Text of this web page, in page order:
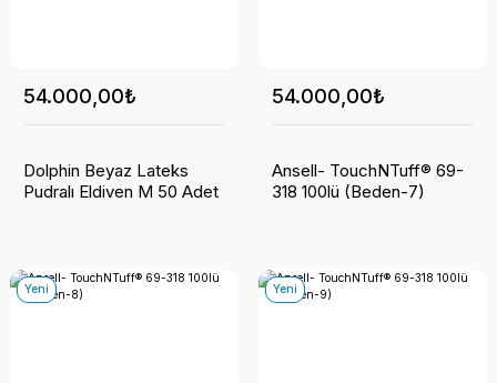
54.000,00₺
Dolphin Beyaz Lateks
Pudralı Eldiven M 50 Adet
54.000,00₺
Ansell- TouchNTuff® 69-
318 100lü (Beden-7)
Yeni Yeni